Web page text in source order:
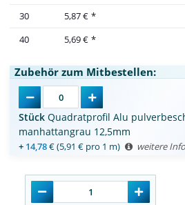
30
5,87 € *
40
5,69 € *
Zubehör zum Mitbestellen:
Stück Quadratprofil Alu
manhattangrau 12,5mm
+ 14,78€(5,91 € pro 1 m) weitere